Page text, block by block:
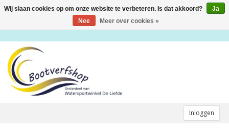
Inloggen
Toggle
Wij slaan cookies op om onze website te verbeteren. Is dat akkoord?
Ja
Nee
Meer over cookies »